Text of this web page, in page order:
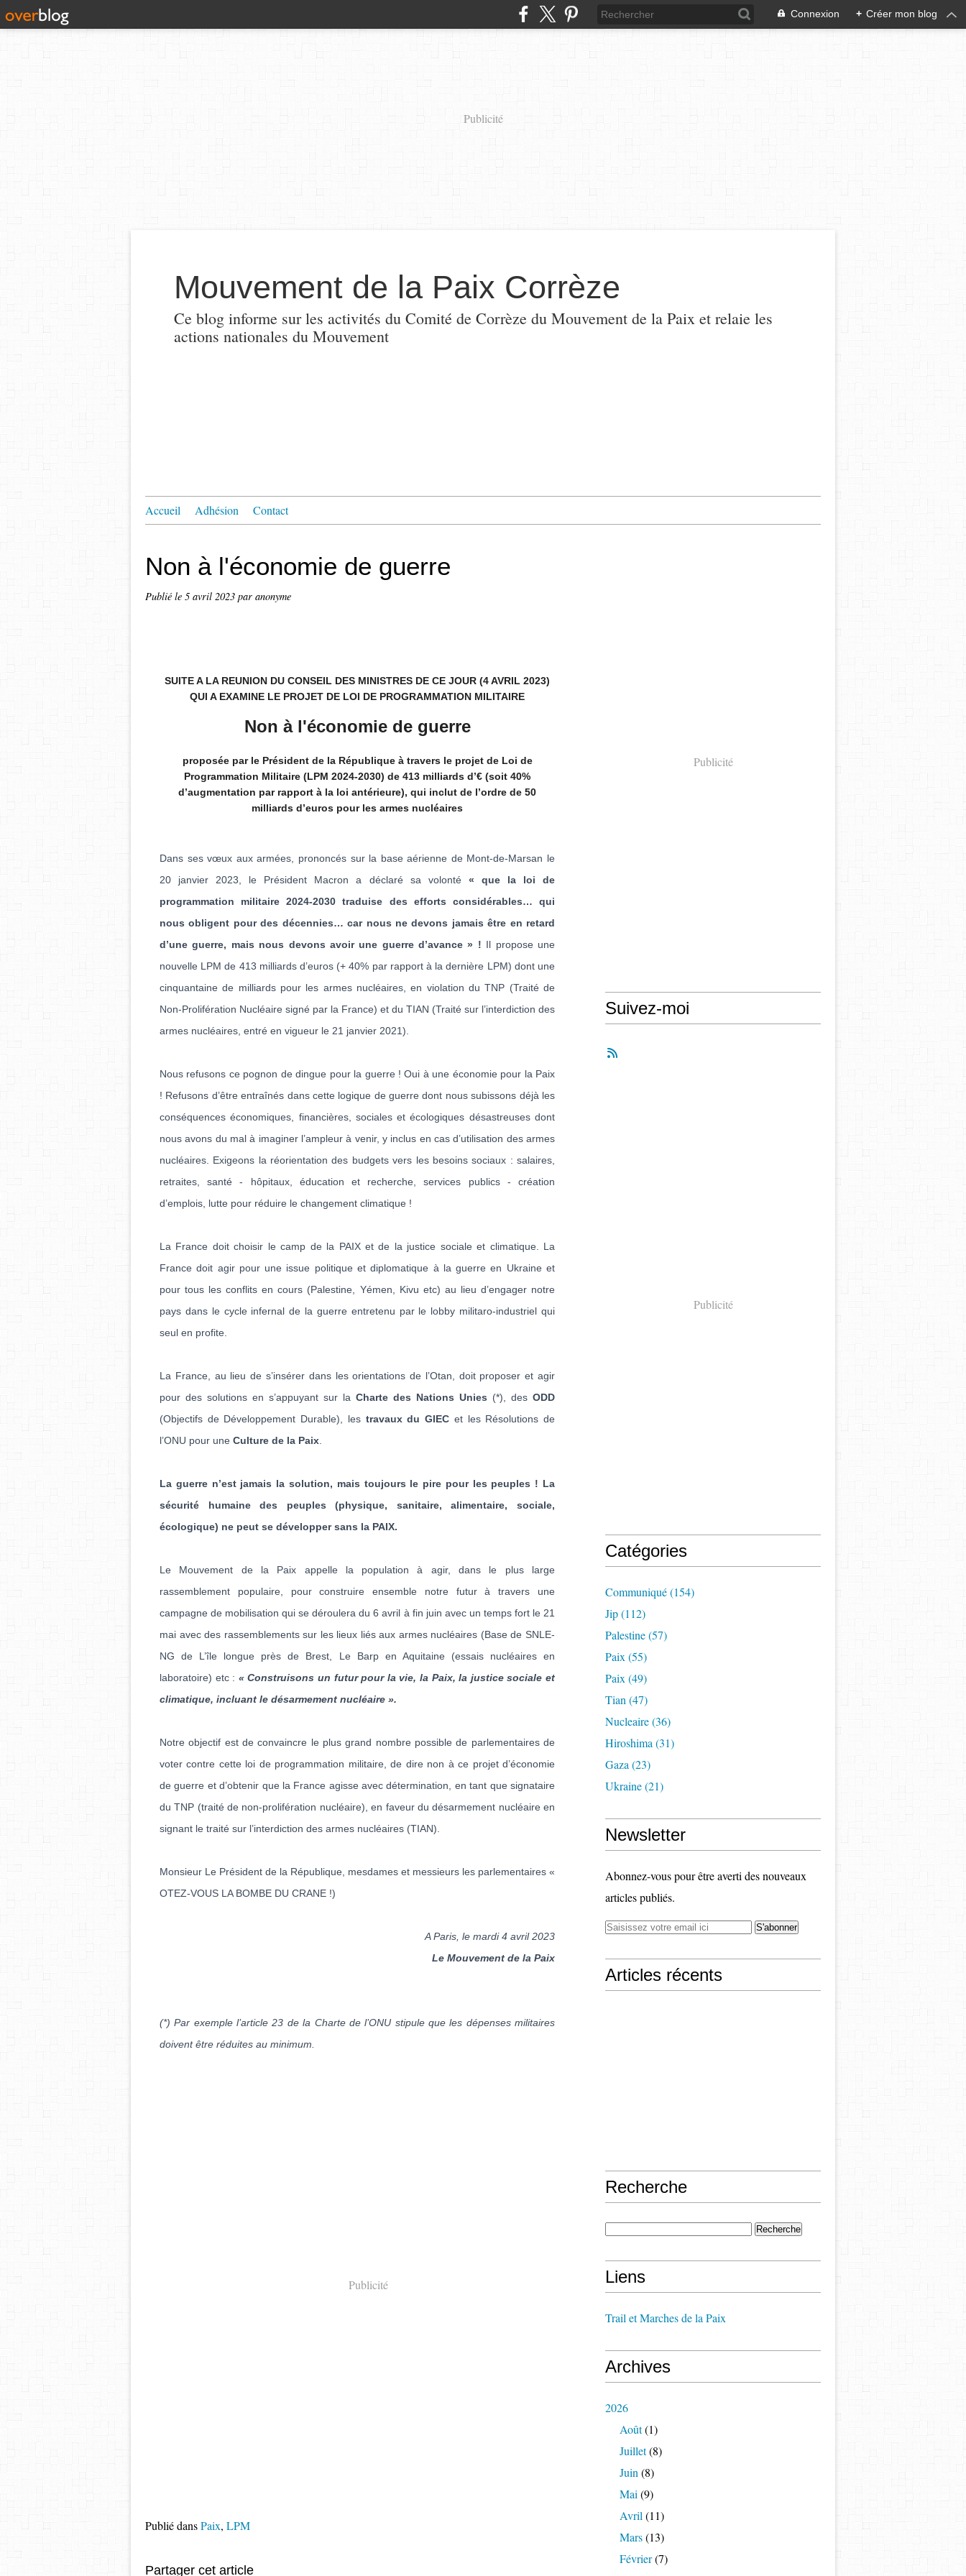
Connexion + Créer mon blog
Publicité
Mouvement de la Paix Corrèze
Ce blog informe sur les activités du Comité de Corrèze du Mouvement de la Paix et relaie les
actions nationales du Mouvement
Accueil Adhésion Contact
Non à l'économie de guerre
Publié le 5 avril 2023 par anonyme
SUITE A LA REUNION DU CONSEIL DES MINISTRES DE CE JOUR (4 AVRIL 2023)
QUI A EXAMINE LE PROJET DE LOI DE PROGRAMMATION MILITAIRE
Non à l'économie de guerre
proposée par le Président de la République à travers le projet de Loi de
Programmation Militaire (LPM 2024-2030) de 413 milliards d’€ (soit 40%
d’augmentation par rapport à la loi antérieure), qui inclut de l’ordre de 50
milliards d’euros pour les armes nucléaires
Dans ses vœux aux armées, prononcés sur la base aérienne de Mont-de-Marsan le
20 janvier 2023, le Président Macron a déclaré sa volonté « que la loi de
programmation militaire 2024-2030 traduise des efforts considérables… qui
nous obligent pour des décennies… car nous ne devons jamais être en retard
d’une guerre, mais nous devons avoir une guerre d’avance » ! Il propose une
nouvelle LPM de 413 milliards d’euros (+ 40% par rapport à la dernière LPM) dont une
cinquantaine de milliards pour les armes nucléaires, en violation du TNP (Traité de
Non-Prolifération Nucléaire signé par la France) et du TIAN (Traité sur l’interdiction des
armes nucléaires, entré en vigueur le 21 janvier 2021).
Nous refusons ce pognon de dingue pour la guerre ! Oui à une économie pour la Paix
! Refusons d’être entraînés dans cette logique de guerre dont nous subissons déjà les
conséquences économiques, financières, sociales et écologiques désastreuses dont
nous avons du mal à imaginer l’ampleur à venir, y inclus en cas d’utilisation des armes
nucléaires. Exigeons la réorientation des budgets vers les besoins sociaux : salaires,
retraites, santé - hôpitaux, éducation et recherche, services publics - création
d’emplois, lutte pour réduire le changement climatique !
La France doit choisir le camp de la PAIX et de la justice sociale et climatique. La
France doit agir pour une issue politique et diplomatique à la guerre en Ukraine et
pour tous les conflits en cours (Palestine, Yémen, Kivu etc) au lieu d’engager notre
pays dans le cycle infernal de la guerre entretenu par le lobby militaro-industriel qui
seul en profite.
La France, au lieu de s’insérer dans les orientations de l’Otan, doit proposer et agir
pour des solutions en s’appuyant sur la Charte des Nations Unies (*), des ODD
(Objectifs de Développement Durable), les travaux du GIEC et les Résolutions de
l’ONU pour une Culture de la Paix
La guerre n’est jamais la solution, mais toujours le pire pour les peuples ! La
sécurité humaine des peuples (physique, sanitaire, alimentaire, sociale,
écologique) ne peut se développer sans la PAIX.
Le Mouvement de la Paix appelle la population à agir, dans le plus large
rassemblement populaire, pour construire ensemble notre futur à travers une
campagne de mobilisation qui se déroulera du 6 avril à fin juin avec un temps fort le 21
mai avec des rassemblements sur les lieux liés aux armes nucléaires (Base de SNLE-
NG de L’île longue près de Brest, Le Barp en Aquitaine (essais nucléaires en
laboratoire) etc : « Construisons un futur pour la vie, la Paix, la justice sociale et
climatique, incluant le désarmement nucléaire ».
Notre objectif est de convaincre le plus grand nombre possible de parlementaires de
voter contre cette loi de programmation militaire, de dire non à ce projet d’économie
de guerre et d’obtenir que la France agisse avec détermination, en tant que signataire
du TNP (traité de non-prolifération nucléaire), en faveur du désarmement nucléaire en
signant le traité sur l’interdiction des armes nucléaires (TIAN).
Monsieur Le Président de la République, mesdames et messieurs les parlementaires «
OTEZ-VOUS LA BOMBE DU CRANE !)
A Paris, le mardi 4 avril 2023
Le Mouvement de la Paix
(*) Par exemple l’article 23 de la Charte de l’ONU stipule que les dépenses militaires
doivent être réduites au minimum.
Publicité
Publié dansPaix, LPM
Partager cet article
Publicité
Suivez-moi
Publicité
Catégories
Communiqué(154)
Jip(112)
Palestine(57)
Paix (55)
Paix (49)
Tian (47)
Nucleaire(36)
Hiroshima (31)
Gaza (23)
Ukraine(21)
Newsletter
Abonnez-vous pour être averti des nouveaux
articles publiés.
Articles récents
Recherche
Liens
Trail et Marches de la Paix
Archives
2026
Août(1)
Juillet(8)
Juin (8)
Mai (9)
Avril (11)
Mars(13)
Février(7)